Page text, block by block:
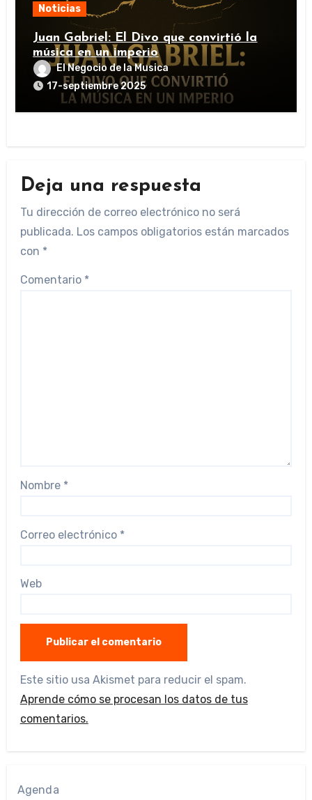
Noticias
Juan Gabriel: El Divo que convirtió la
música en un imperio
El Negocio de la Musica
17-septiembre 2025
Deja una respuesta
Tu dirección de correo electrónico no será
publicada. Los campos obligatorios están marcados
con *
Comentario *
Nombre *
Correo electrónico *
Web
Este sitio usa Akismet para reducir el spam.
Aprende cómo se procesan los datos de tus
comentarios.
Agenda